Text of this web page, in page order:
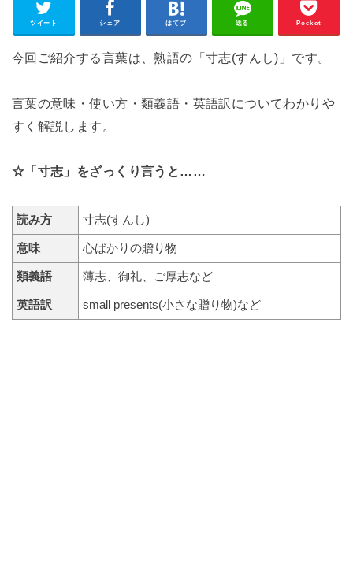
ツイート シェア はてブ 送る Pocket
今回ご紹介する言葉は、熟語の「寸志(すんし)」です。
言葉の意味・使い方・類義語・英語訳についてわかりや
すく解説します。
☆「寸志」をざっくり言うと……
読み方 寸志(すんし)
意味 心ばかりの贈り物
類義語 薄志、御礼、ご厚志など
英語訳 small presents(小さな贈り物)など